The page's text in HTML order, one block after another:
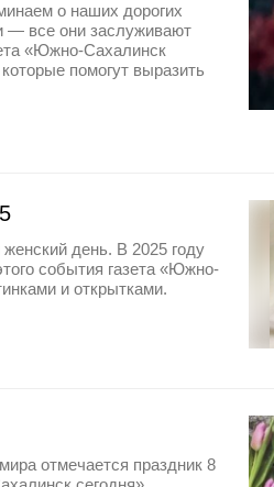
о наших дорогих
— все они заслуживают
«Южно-Сахалинск
помогут выразить
день. В 2025 году
события газета «Южно-
и открытками.
отмечается праздник 8